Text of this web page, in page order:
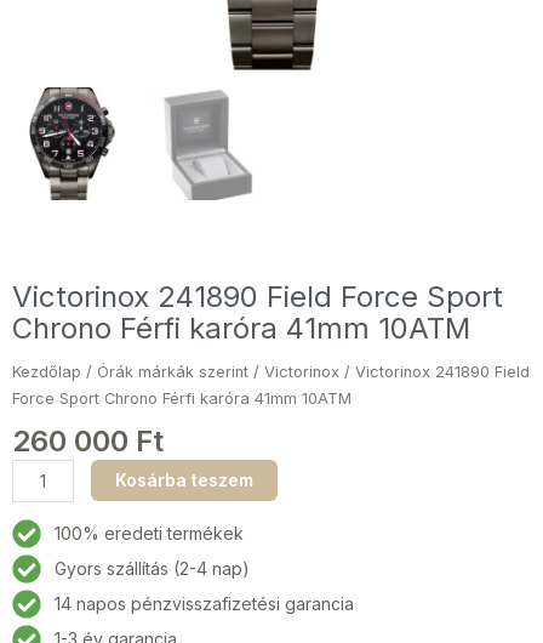
Victorinox 241890 Field Force Sport
Chrono Férfi karóra 41mm 10ATM
Kezdőlap / Órák márkák szerint / Victorinox / Victorinox 241890 Field
Force Sport Chrono Férfi karóra 41mm 10ATM
260 000 Ft
Victorinox
241890
Field
Force
Sport
Chrono
Férfi
Kosárba teszem
100% eredeti termékek
Gyors szállítás (2-4 nap)
14 napos pénzvisszafizetési garancia